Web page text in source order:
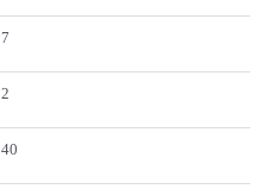
7
2
40